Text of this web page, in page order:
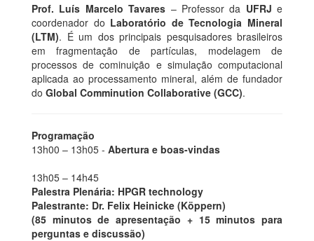
Prof. Luís Marcelo Tavares – Professor da UFRJ e
coordenador do Laboratório de Tecnologia Mineral
(LTM). É um dos principais pesquisadores brasileiros
em fragmentação de partículas, modelagem de
processos de cominuição e simulação computacional
aplicada ao processamento mineral, além de fundador
do Global Comminution Collaborative (GCC).
Programação
13h00 – 13h05 - Abertura e boas-vindas
13h05 – 14h45
Palestra Plenária: HPGR technology
Palestrante: Dr. Felix Heinicke (Köppern)
(85 minutos de apresentação + 15 minutos para
perguntas e discussão)